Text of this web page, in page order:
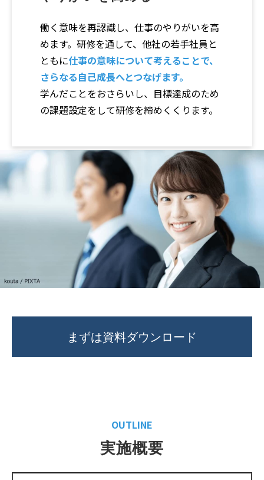
働く意味を再認識し、仕事のやりがいを高
めます。研修を通して、他社の若手社員と
ともに仕事の意味について考えることで、
さらなる自己成長へとつなげます。
学んだことをおさらいし、目標達成のため
の課題設定をして研修を締めくくります。
まずは資料ダウンロード
OUTLINE
実施概要